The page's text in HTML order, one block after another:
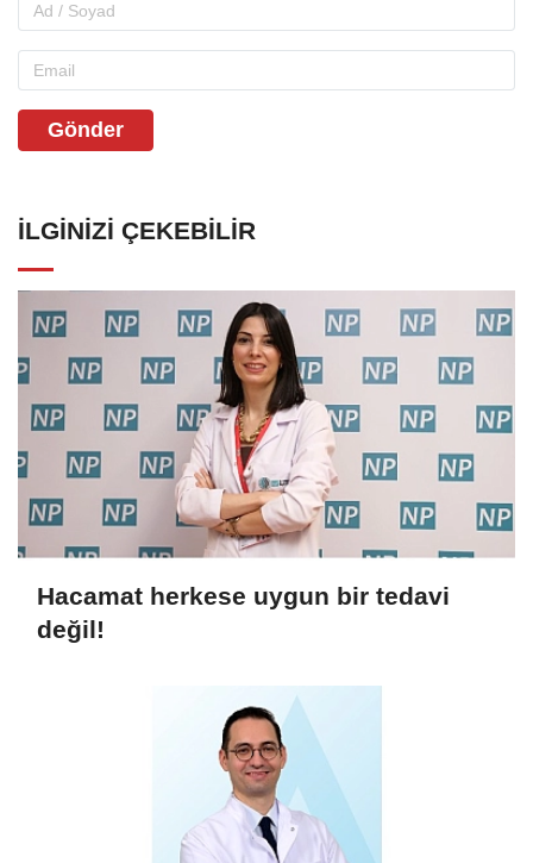
Gönder
İLGINIZI ÇEKEBILIR
Hacamat herkese uygun bir tedavi
değil!